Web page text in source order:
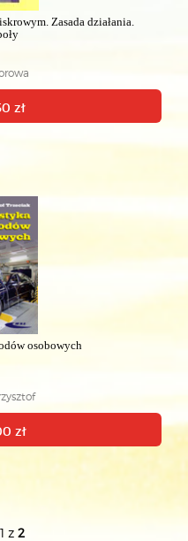
Zasada działania.
zł
osobowych
zł
z 2